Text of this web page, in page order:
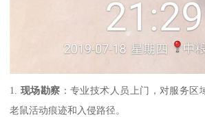
1. 现场勘察 ：专业技术人员上门，对服务区
老鼠活动痕迹和入侵路径。